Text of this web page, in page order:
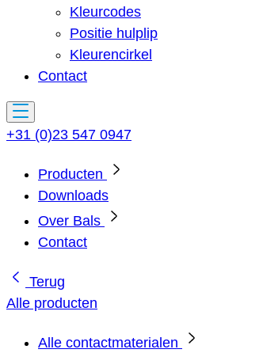
Kleurcodes
Positie hulplip
Kleurencirkel
Contact
+31 (0)23 547 0947
Producten
Downloads
Over Bals
Contact
Terug
Alle producten
Alle contactmaterialen